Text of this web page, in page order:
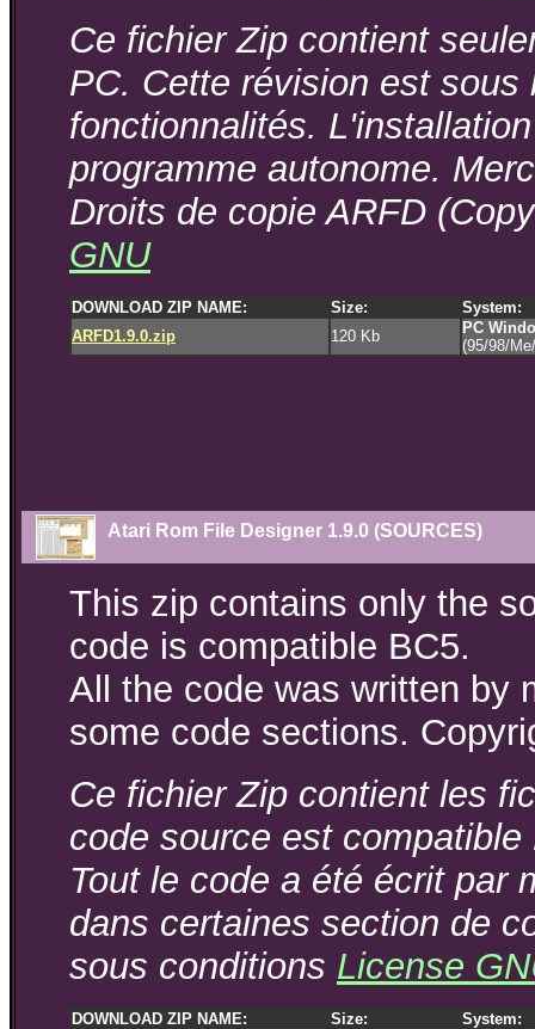
Ce fichier Zip contient
PC. Cette révision est
fonctionnalités.
programme autonome.
Droits de copie ARFD
GNU
DOWNLOAD ZIP NAME: Size:
System:
ARFD1.9.0.zip
120 Kb
PC
(95/98/
Atari Rom File Designer 1.9.0 (SOURCES)
This zip contains only the
code is compatible BC5.
All the code was written by
some code sections.
Ce fichier Zip contient les
code source est compatible
Tout le code a été écrit par
dans certaines section de
sous conditions License
DOWNLOAD ZIP NAME: Size:
System: